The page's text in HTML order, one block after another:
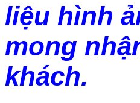
liệu hình
mong
khách.